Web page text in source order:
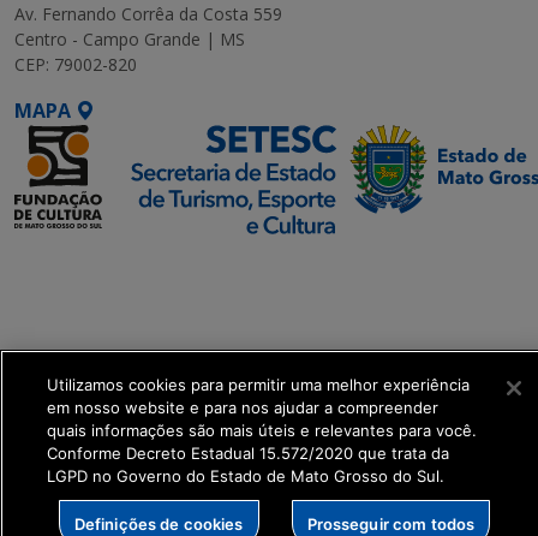
Av. Fernando Corrêa da Costa 559
Centro - Campo Grande | MS
CEP: 79002-820
MAPA
get_footer();
Utilizamos cookies para permitir uma melhor experiência
em nosso website e para nos ajudar a compreender
quais informações são mais úteis e relevantes para você.
Conforme Decreto Estadual 15.572/2020 que trata da
LGPD no Governo do Estado de Mato Grosso do Sul.
Definições de cookies Prosseguir com todos